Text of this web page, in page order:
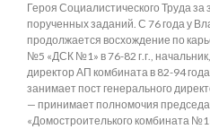
Героя Социалистического Труда
порученных заданий. С 76 года у
продолжается восхождение по
№5 «ДСК №1» в 76-82 г.г.,
директор АП комбината в 82-94
занимает пост генерального
— принимает полномочия
«Домостроителького комбината